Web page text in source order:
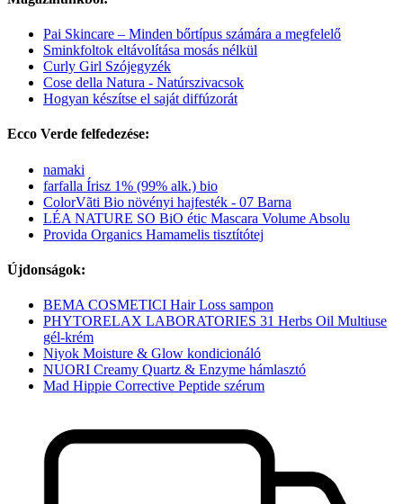
Pai Skincare – Minden bőrtípus számára a megfelelő
Sminkfoltok eltávolítása mosás nélkül
Curly Girl Szójegyzék
Cose della Natura - Natúrszivacsok
Hogyan készítse el saját diffúzorát
Ecco Verde felfedezése:
namaki
farfalla Írisz 1% (99% alk.) bio
ColorVãti Bio növényi hajfesték - 07 Barna
LÉA NATURE SO BiO étic Mascara Volume Absolu
Provida Organics Hamamelis tisztítótej
Újdonságok:
BEMA COSMETICI Hair Loss sampon
PHYTORELAX LABORATORIES 31 Herbs Oil Multiuse
gél-krém
Niyok Moisture & Glow kondicionáló
NUORI Creamy Quartz & Enzyme hámlasztó
Mad Hippie Corrective Peptide szérum